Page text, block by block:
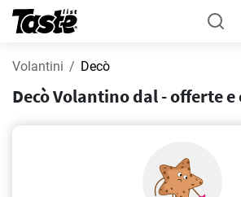
Volantini Decò
Decò Volantino dal - offerte